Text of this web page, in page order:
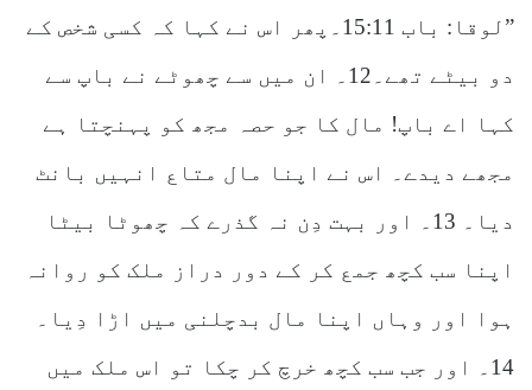
”لوقا: باب 15:11۔پھر اس نے کہا کہ کسی شخص کے
دو بیٹے تھے۔12۔ ان میں سے چھوٹے نے باپ سے
کہا اے باپ! مال کا جو حصہ مجھ کو پہنچتا ہے
مجھے دیدے۔ اس نے اپنا مال متاع انہیں بانٹ
دیا۔ 13۔ اور بہت دِن نہ گذرے کہ چھوٹا بیٹا
اپنا سب کچھ جمع کر کے دور دراز ملک کو روانہ
ہوا اور وہاں اپنا مال بدچلنی میں اڑا دِیا۔
14۔ اور جب سب کچھ خرچ کر چکا تو اس ملک میں